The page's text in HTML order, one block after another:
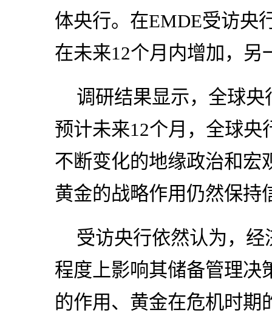
体央行。在EMDE受访央
在未来12个月内增加，
调研结果显示，全球
预计未来12个月，全球
不断变化的地缘政治和宏
黄金的战略作用仍然保持
受访央行依然认为，
程度上影响其储备管理决
的作用、黄金在危机时期